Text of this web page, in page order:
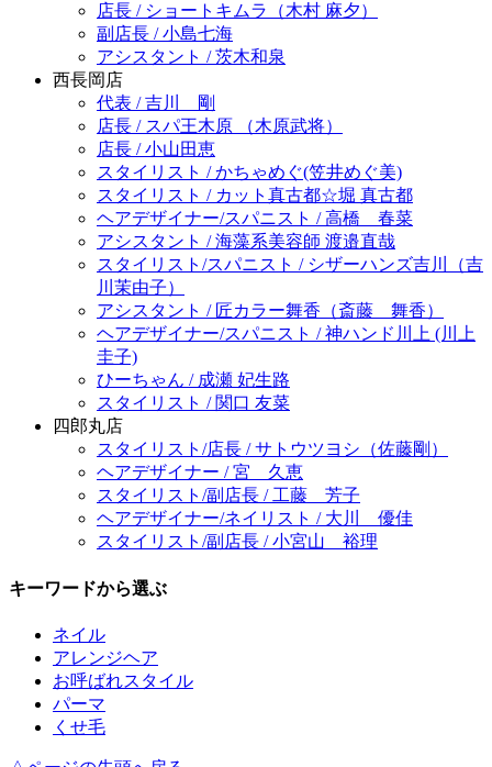
店長 / ショートキムラ（木村 麻夕）
副店長 / 小島七海
アシスタント / 茨木和泉
西長岡店
代表 / 吉川 剛
店長 / スパ王木原 （木原武将）
店長 / 小山田恵
スタイリスト / かちゃめぐ(笠井めぐ美)
スタイリスト / カット真古都☆堀 真古都
ヘアデザイナー/スパニスト / 高橋 春菜
アシスタント / 海藻系美容師 渡邉直哉
スタイリスト/スパニスト / シザーハンズ吉川（吉
川茉由子）
アシスタント / 匠カラー舞香（斎藤 舞香）
ヘアデザイナー/スパニスト / 神ハンド川上 (川上
圭子)
ひーちゃん / 成瀬 妃生路
スタイリスト / 関口 友菜
四郎丸店
スタイリスト/店長 / サトウツヨシ（佐藤剛）
ヘアデザイナー / 宮 久恵
スタイリスト/副店長 / 工藤 芳子
ヘアデザイナー/ネイリスト / 大川 優佳
スタイリスト/副店長 / 小宮山 裕理
キーワードから選ぶ
ネイル
アレンジヘア
お呼ばれスタイル
パーマ
くせ毛